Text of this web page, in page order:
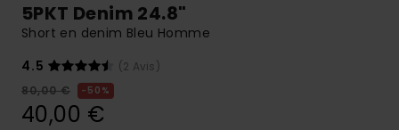
5PKT Denim 24.8"
Short en denim Bleu Homme
4.5
(2 Avis)
80,00 €
50%
40,00 €